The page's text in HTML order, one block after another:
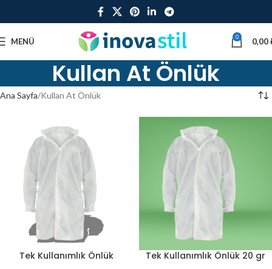
MENÜ 0 0,00
Kullan At Önlük
Ana Sayfa Kullan At Önlük
Tek Kullanımlık Önlük Tek Kullanımlık Önlük 20 gr